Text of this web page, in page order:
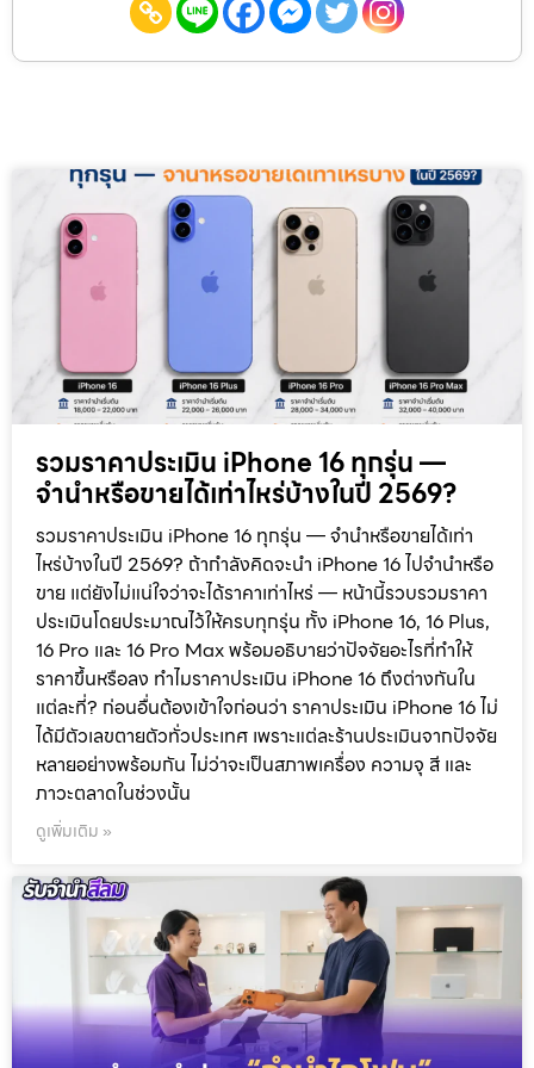
รวมราคาประเมิน iPhone 16 ทุกรุ่น —
จำนำหรือขายได้เท่าไหร่บ้างในปี 2569?
รวมราคาประเมิน iPhone 16 ทุกรุ่น — จำนำหรือขายได้เท่า
ไหร่บ้างในปี 2569? ถ้ากำลังคิดจะนำ iPhone 16 ไปจำนำหรือ
ขาย แต่ยังไม่แน่ใจว่าจะได้ราคาเท่าไหร่ — หน้านี้รวบรวมราคา
ประเมินโดยประมาณไว้ให้ครบทุกรุ่น ทั้ง iPhone 16, 16 Plus,
16 Pro และ 16 Pro Max พร้อมอธิบายว่าปัจจัยอะไรที่ทำให้
ราคาขึ้นหรือลง ทำไมราคาประเมิน iPhone 16 ถึงต่างกันใน
แต่ละที่? ก่อนอื่นต้องเข้าใจก่อนว่า ราคาประเมิน iPhone 16 ไม่
ได้มีตัวเลขตายตัวทั่วประเทศ เพราะแต่ละร้านประเมินจากปัจจัย
หลายอย่างพร้อมกัน ไม่ว่าจะเป็นสภาพเครื่อง ความจุ สี และ
ภาวะตลาดในช่วงนั้น
ดูเพิ่มเติม »